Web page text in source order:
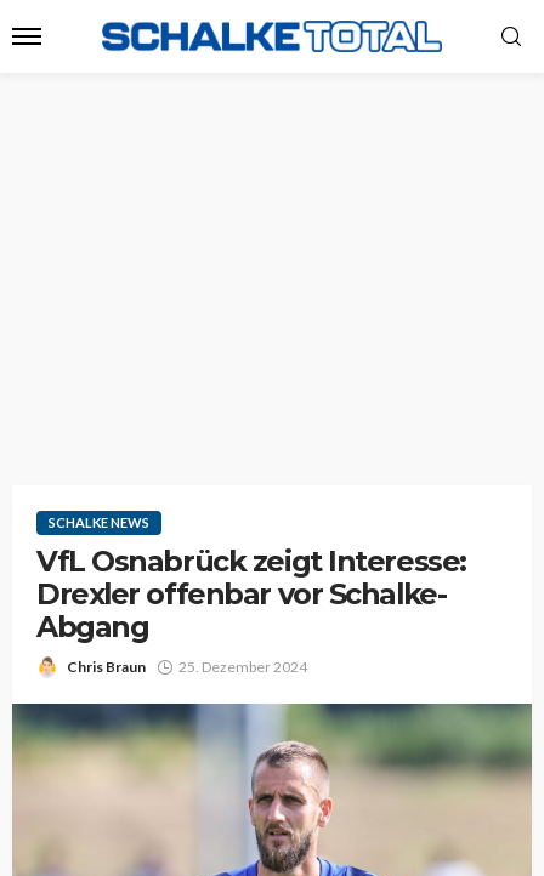
SCHALKE NEWS
VfL Osnabrück zeigt Interesse:
Drexler offenbar vor Schalke-
Abgang
Chris Braun 25. Dezember 2024